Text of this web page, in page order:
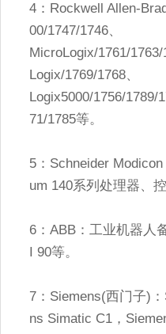
4：Rockwell Allen-
00/1747/1746、
MicroLogix/1761/
Logix/1769/1768、
Logix5000/1756/1789/
71/1785等。
5：Schneider
um 140系列处理器、
6：ABB：工业机器人
I 90等。
7：Siemens(西门子)
ns Simatic C1，